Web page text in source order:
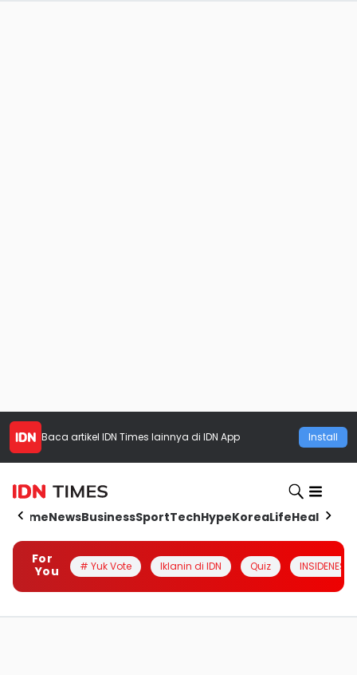
Baca artikel IDN Times lainnya di IDN App Install
HomeNewsBusinessSportTechHypeKoreaLifeHealth
For
You
# Yuk Vote Iklanin di IDN Quiz INSIDENESIA